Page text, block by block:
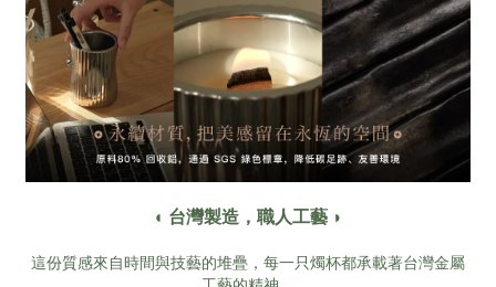
◖ 台灣製造，職人工藝 ◗
這份質感來自時間與技藝的堆疊，每一只燭杯都承載著台灣金屬